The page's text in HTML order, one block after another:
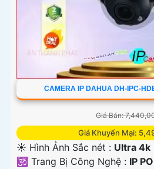
CAMERA IP DAHUA DH-IPC-
Giá Bán:
Giá Khuyến Mại:
☀️ Hình Ảnh Sắc nét : Ultra 4k
🕉️ Trang Bị Công Nghệ : IP